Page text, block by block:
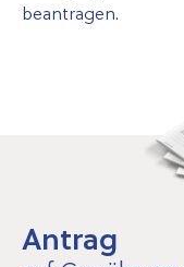
beantragen.
Antrag